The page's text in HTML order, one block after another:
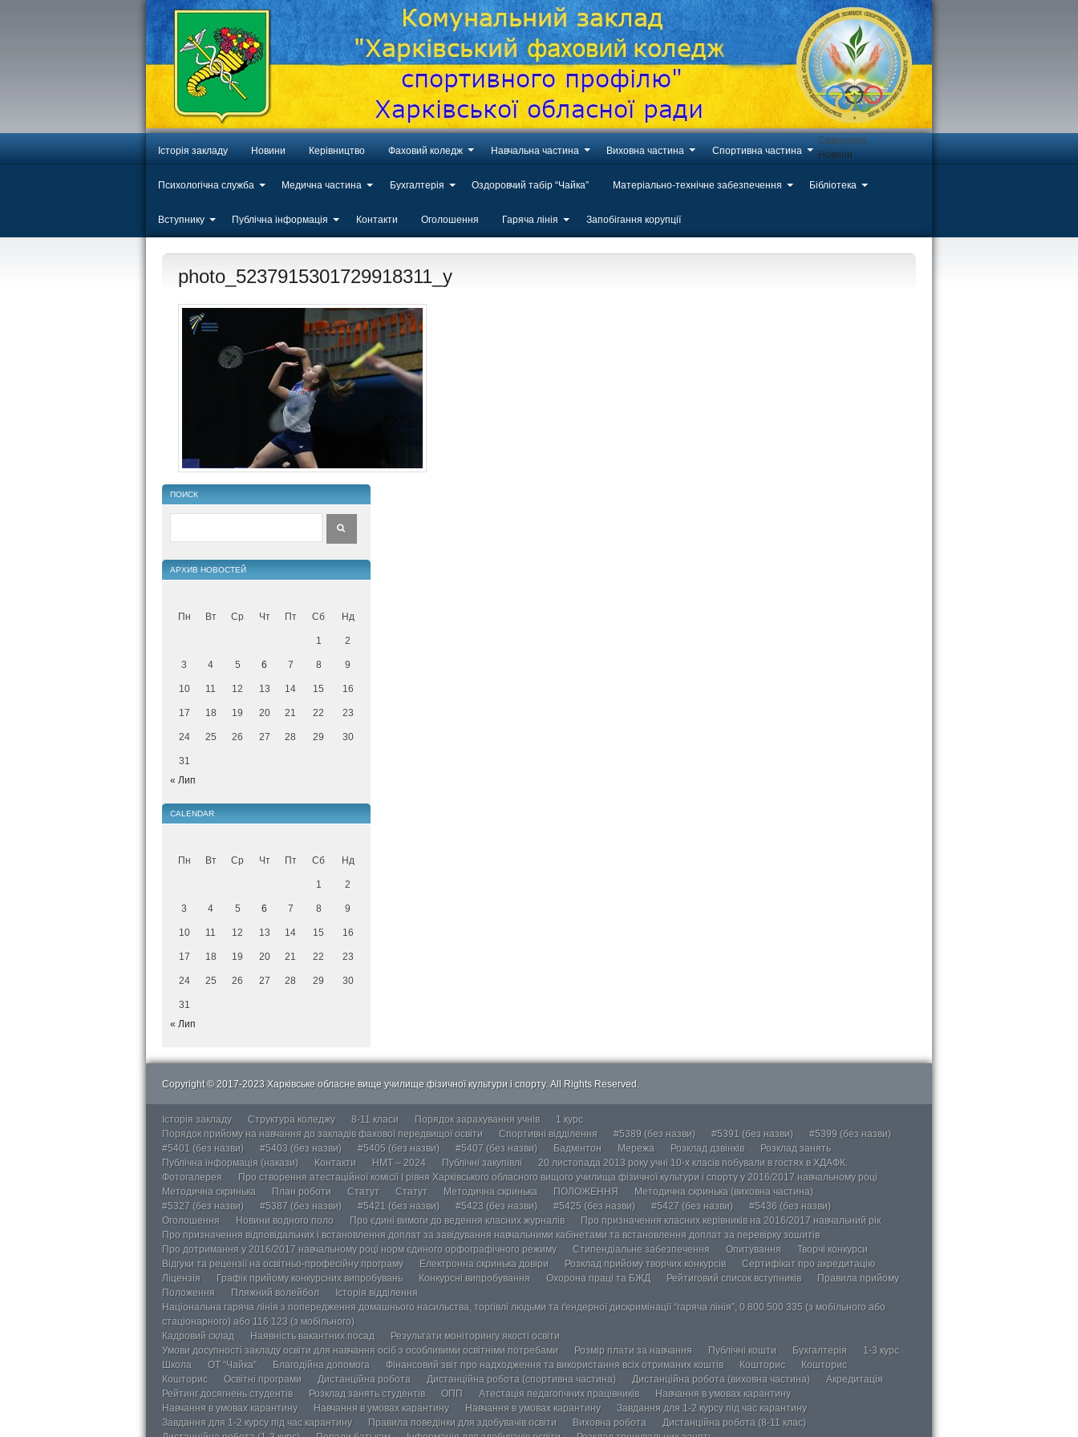
Історія закладу Новини Керівництво Фаховий коледж Навчальна частина Виховна частина Спортивна частина
Психологічна служба Медична частина Бухгалтерія Оздоровчий табір “Чайка” Матеріально-технічне забезпечення Бібліотека
Вступнику Публічна інформація Контакти Оголошення Гаряча лінія Запобігання корупції
Categories
Новини
photo_5237915301729918311_y
ПОИСК
АРХИВ НОВОСТЕЙ
Пн Вт Ср Чт Пт Сб Нд
1 2
3 4 5 6 7 8 9
10 11 12 13 14 15 16
17 18 19 20 21 22 23
24 25 26 27 28 29 30
31
« Лип
CALENDAR
Пн Вт Ср Чт Пт Сб Нд
1 2
3 4 5 6 7 8 9
10 11 12 13 14 15 16
17 18 19 20 21 22 23
24 25 26 27 28 29 30
31
« Лип
Copyright © 2017-2023 Харківське обласне вище училище фізичної культури і спорту. All Rights Reserved.
Історія закладу Структура коледжу 8-11 класи Порядок зарахування учнів
1 курс
Порядок прийому на навчання до закладів фахової передвищої освіти
Спортивні відділення #5389 (без назви) #5391 (без назви)
#5399 (без назви)
#5401 (без назви)
#5403 (без назви) #5405 (без назви) #5407 (без назви) Бадмінтон Мережа Розклад дзвінків
Розклад занять
Публічна інформація (накази)
Контакти НМТ – 2024 Публічні закупівлі
20 листопада 2013 року учні 10-х класів побували в гостях в ХДАФК.
Фотогалерея
Про створення атестаційної комісії І рівня Харківського обласного вищого училища фізичної культури і спорту у 2016/2017 навчальному році
Методична скринька
План роботи Статут Статут Методична скринька ПОЛОЖЕННЯ
Методична скринька (виховна частина)
#5327 (без назви)
#5387 (без назви) #5421 (без назви) #5423 (без назви) #5425 (без назви) #5427 (без назви)
#5436 (без назви)
Оголошення
Новини водного поло Про єдині вимоги до ведення класних журналів
Про призначення класних керівників на 2016/2017 навчальний рік
Про призначення відповідальних і встановлення доплат за завідування навчальними кабінетами та встановлення доплат за перевірку зошитів
Про дотримання у 2016/2017 навчальному році норм єдиного орфографічного режиму
Стипендіальне забезпечення Опитування
Творчі конкурси
Відгуки та рецензії на освітньо-професійну програму
Електронна скринька довіри Розклад прийому творчих конкурсів
Сертифікат про акредитацію
Ліцензія
Графік прийому конкурсних випробувань Конкурсні випробування Охорона праці та БЖД Рейтиговий список вступників
Правила прийому
Положення
Пляжний волейбол
Історія відділення
Національна гаряча лінія з попередження домашнього насильства, торгівлі людьми та ґендерної дискримінації “гаряча лінія”, 0 800 500 335 (з мобільного або
стаціонарного) або 116 123 (з мобільного)
Кадровий склад
Наявність вакантних посад
Результати моніторингу якості освіти
Умови досупності закладу освіти для навчання осіб з особливими освітніми потребами
Розмір плати за навчання Публічні кошти Бухгалтерія
1-3 курс
Школа
ОТ “Чайка” Благодійна допомога Фінансовий звіт про надходження та використання всіх отриманих коштів Кошторис
Кошторис
Кошторис
Освітні програми Дистанційна робота Дистанційна робота (спортивна частина) Дистанційна робота (виховна частина)
Акредитація
Рейтинг досягнень студентів
Розклад занять студентів ОПП Атестація педагогічних працівників
Навчання в умовах карантину
Навчання в умовах карантину
Навчання в умовах карантину Навчання в умовах карантину
Завдання для 1-2 курсу під час карантину
Завдання для 1-2 курсу під час карантину
Правила поведінки для здобувачів освіти Виховна робота
Дистанційна робота (8-11 клас)